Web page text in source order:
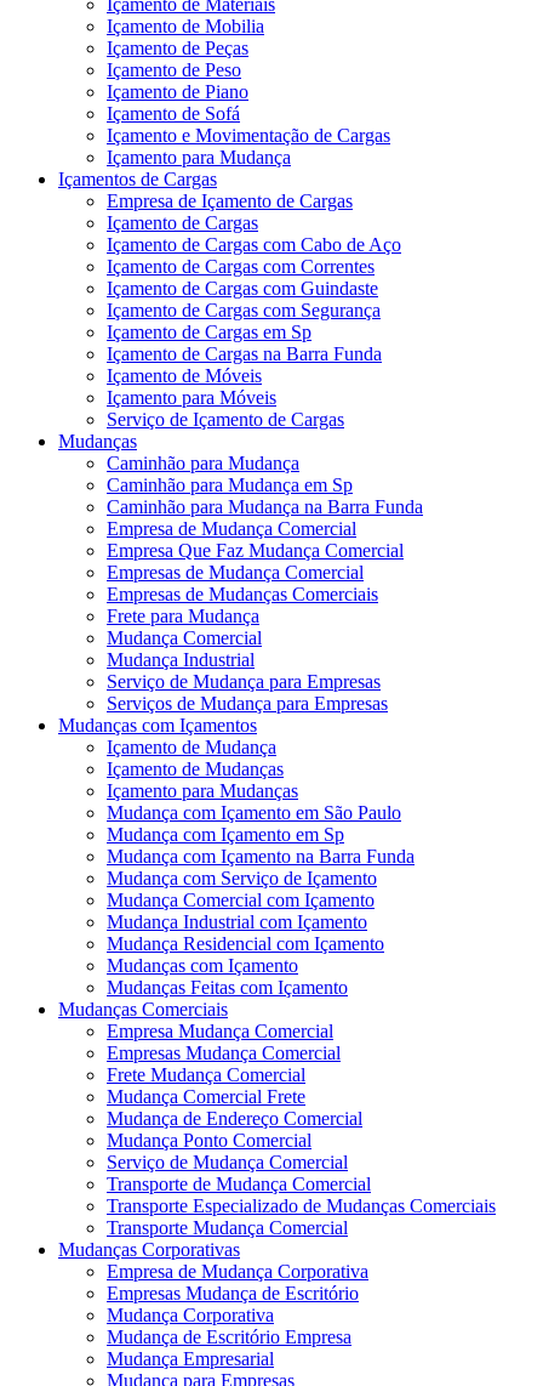
Içamento de Materiais
Içamento de Mobilia
Içamento de Peças
Içamento de Peso
Içamento de Piano
Içamento de Sofá
Içamento e Movimentação de Cargas
Içamento para Mudança
Içamentos de Cargas
Empresa de Içamento de Cargas
Içamento de Cargas
Içamento de Cargas com Cabo de Aço
Içamento de Cargas com Correntes
Içamento de Cargas com Guindaste
Içamento de Cargas com Segurança
Içamento de Cargas em Sp
Içamento de Cargas na Barra Funda
Içamento de Móveis
Içamento para Móveis
Serviço de Içamento de Cargas
Mudanças
Caminhão para Mudança
Caminhão para Mudança em Sp
Caminhão para Mudança na Barra Funda
Empresa de Mudança Comercial
Empresa Que Faz Mudança Comercial
Empresas de Mudança Comercial
Empresas de Mudanças Comerciais
Frete para Mudança
Mudança Comercial
Mudança Industrial
Serviço de Mudança para Empresas
Serviços de Mudança para Empresas
Mudanças com Içamentos
Içamento de Mudança
Içamento de Mudanças
Içamento para Mudanças
Mudança com Içamento em São Paulo
Mudança com Içamento em Sp
Mudança com Içamento na Barra Funda
Mudança com Serviço de Içamento
Mudança Comercial com Içamento
Mudança Industrial com Içamento
Mudança Residencial com Içamento
Mudanças com Içamento
Mudanças Feitas com Içamento
Mudanças Comerciais
Empresa Mudança Comercial
Empresas Mudança Comercial
Frete Mudança Comercial
Mudança Comercial Frete
Mudança de Endereço Comercial
Mudança Ponto Comercial
Serviço de Mudança Comercial
Transporte de Mudança Comercial
Transporte Especializado de Mudanças Comerciais
Transporte Mudança Comercial
Mudanças Corporativas
Empresa de Mudança Corporativa
Empresas Mudança de Escritório
Mudança Corporativa
Mudança de Escritório Empresa
Mudança Empresarial
Mudança para Empresas